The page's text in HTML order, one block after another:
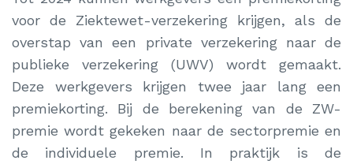
voor de Ziektewet-verzekering krijgen, als de
overstap van een private verzekering naar de
publieke verzekering (UWV) wordt gemaakt.
Deze werkgevers krijgen twee jaar lang een
premiekorting. Bij de berekening van de ZW-
premie wordt gekeken naar de sectorpremie en
de individuele premie. In praktijk is de